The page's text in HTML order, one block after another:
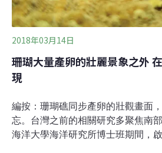
2018年03月14日
珊瑚大量產卵的壯麗景象之外
現
編按：珊瑚礁同步產卵的壯觀畫面
忘。台灣之前的相關研究多聚焦南
海洋大學海洋研究所博士班期間，